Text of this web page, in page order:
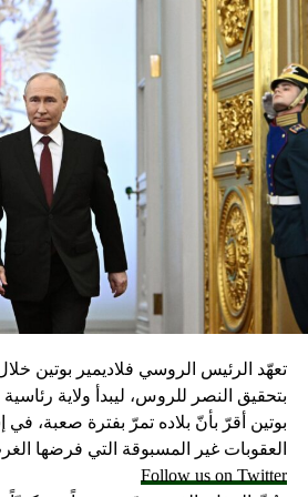
تعهّد الرئيس الروسي فلاديمير بوتين
بتحقيق النصر للروس، ليبدأ ولاية
بوتين أقرّ بأنّ بلاده تمرّ بفترة صعبة،
العقوبات غير المسبوقة التي فرضها
Follow us on Twitter